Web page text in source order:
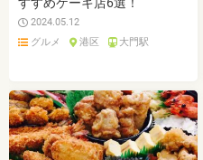
2024.05.12
グルメ
港区 大門駅